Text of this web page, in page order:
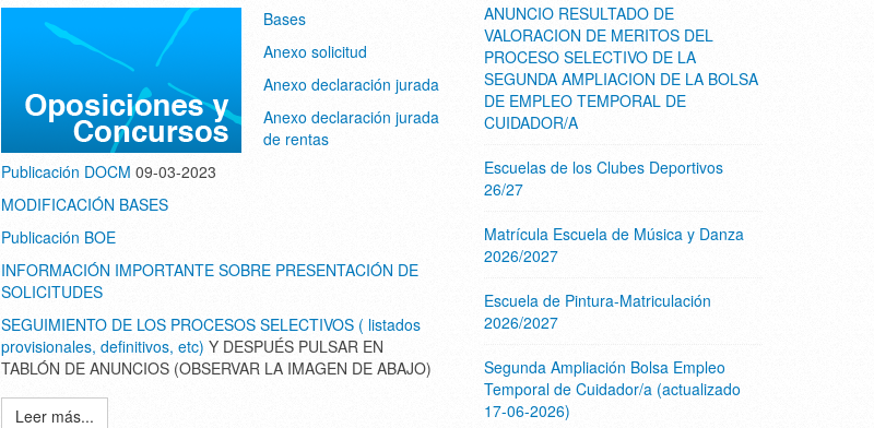
Bases
Anexo solicitud
Anexo declaración jurada
Anexo declaración jurada
de rentas
Publicación DOCM 09-03-2023
MODIFICACIÓN BASES
Publicación BOE
INFORMACIÓN IMPORTANTE SOBRE PRESENTACIÓN DE
SOLICITUDES
SEGUIMIENTO DE LOS PROCESOS SELECTIVOS ( listados
provisionales, definitivos, etc) Y DESPUÉS PULSAR EN
TABLÓN DE ANUNCIOS (OBSERVAR LA IMAGEN DE ABAJO)
Leer más...
ANUNCIO RESULTADO DE
VALORACION DE MERITOS DEL
PROCESO SELECTIVO DE LA
SEGUNDA AMPLIACION DE LA BOLSA
DE EMPLEO TEMPORAL DE
CUIDADOR/A
Escuelas de los Clubes Deportivos
26/27
Matrícula Escuela de Música y Danza
2026/2027
Escuela de Pintura-Matriculación
2026/2027
Segunda Ampliación Bolsa Empleo
Temporal de Cuidador/a (actualizado
17-06-2026)